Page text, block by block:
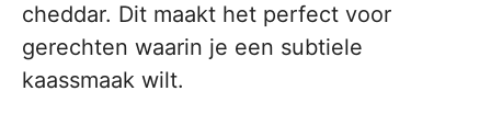
cheddar. Dit maakt het perfect voor
gerechten waarin je een subtiele
kaassmaak wilt.